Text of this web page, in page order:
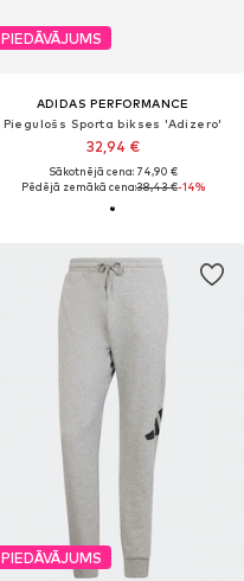
PIEDĀVĀJUMS
ADIDAS PERFORMANCE
Piegulošs Sporta bikses 'Adizero'
32,94 €
Sākotnējā cena: 74,90 €
Pēdējā zemākā cena:38,43 €-14%
PIEDĀVĀJUMS